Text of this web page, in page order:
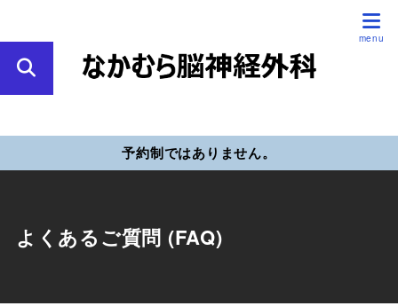
予約制ではありません。
よくあるご質問 (FAQ)